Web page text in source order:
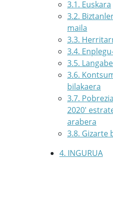
3.1. Euskara
3.2.
maila
3.3.
3.4.
3.5.
3.6.
bilakaera
3.7.
2020'
arabera
3.8. Gizarte
4. INGURUA